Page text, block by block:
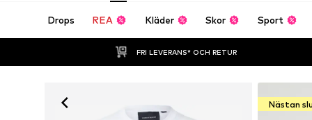
Drops REA Kläder Skor Sport
FRI LEVERANS* OCH RETUR
Nästan